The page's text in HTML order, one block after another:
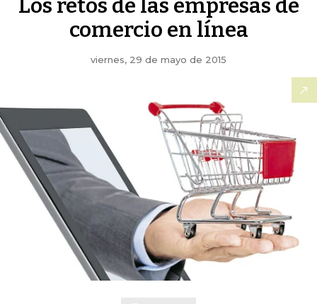
Los retos de las empresas de
comercio en línea
viernes, 29 de mayo de 2015